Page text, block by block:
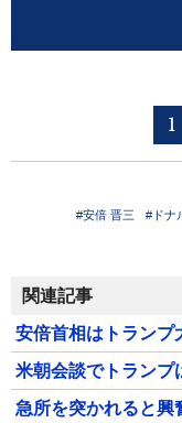
1
#安倍 晋三 #ドナ
関連記事
安倍首相はトラン
米朝会談でトラン
急所を突かれると興